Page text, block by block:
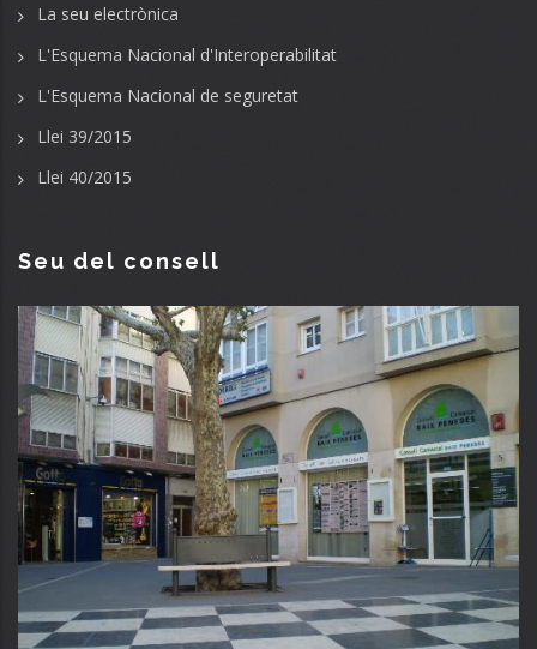
La seu electrònica
L'Esquema Nacional d'Interoperabilitat
L'Esquema Nacional de seguretat
Llei 39/2015
Llei 40/2015
Seu del consell